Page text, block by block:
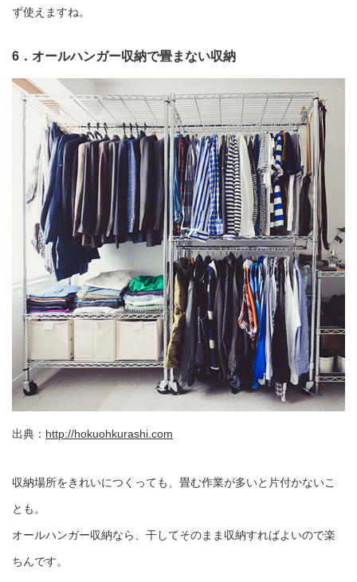
ず使えますね。
6．オールハンガー収納で畳まない収納
出典： http://hokuohkurashi.com
収納場所をきれいにつくっても、畳む作業が多いと片付かないこ
とも。
オールハンガー収納なら、干してそのまま収納すればよいので楽
ちんです。